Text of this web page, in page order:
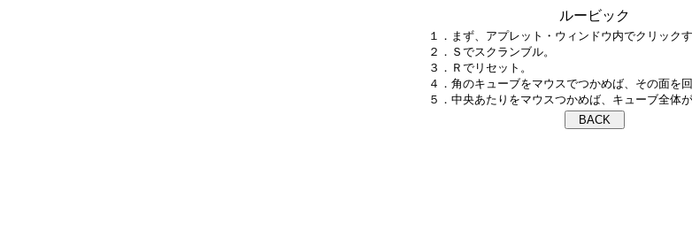
ルービック
１．まず、アプレット・ウィンドウ内でクリックす
２．Ｓでスクランブル。
３．Ｒでリセット。
４．角のキューブをマウスでつかめば、その面を回